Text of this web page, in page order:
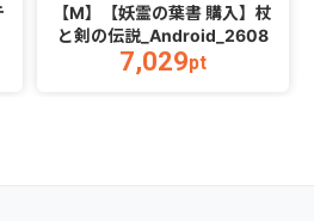
【M】【妖霊の葉書 購入】杖
と剣の伝説_Android_2608
7,029pt